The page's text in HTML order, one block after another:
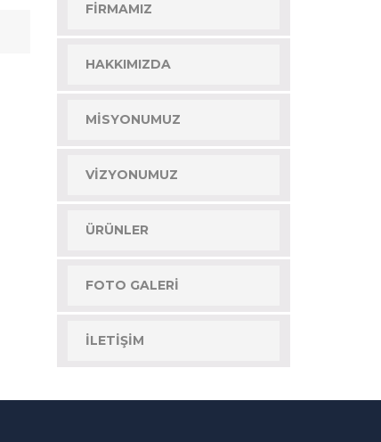
FIRMAMIZ
HAKKIMIZDA
MISYONUMUZ
VIZYONUMUZ
ÜRÜNLER
FOTO GALERI
İLETIŞIM